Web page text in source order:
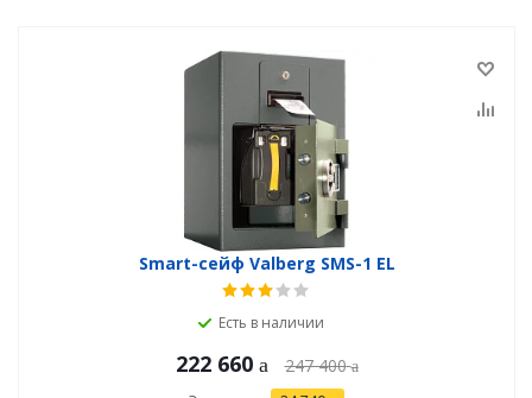
Smart-сейф Valberg SMS-1 EL
Есть в наличии
222 660 247 400